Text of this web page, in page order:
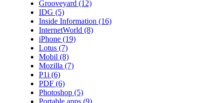
Grooveyard (12)
IDG (5)
Inside Information (16)
InternetWorld (8)
iPhone (19)
Lotus (7)
Mobil (8)
Mozilla (7)
P1i (6)
PDF (6)
Photoshop (5)